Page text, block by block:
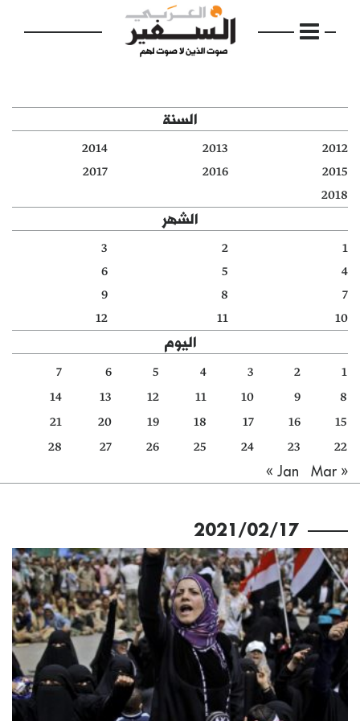
الرئيسية
مواضيع
دفاتر
الأرشيف
السنة
2012
2013
2014
2015
2016
2017
2018
الشهر
1
2
3
4
5
6
7
8
9
10
11
12
اليوم
1
2
3
4
5
6
7
8
9
10
11
12
13
14
15
16
17
18
19
20
21
22
23
24
25
26
27
28
« Jan
Mar »
2021/02/17